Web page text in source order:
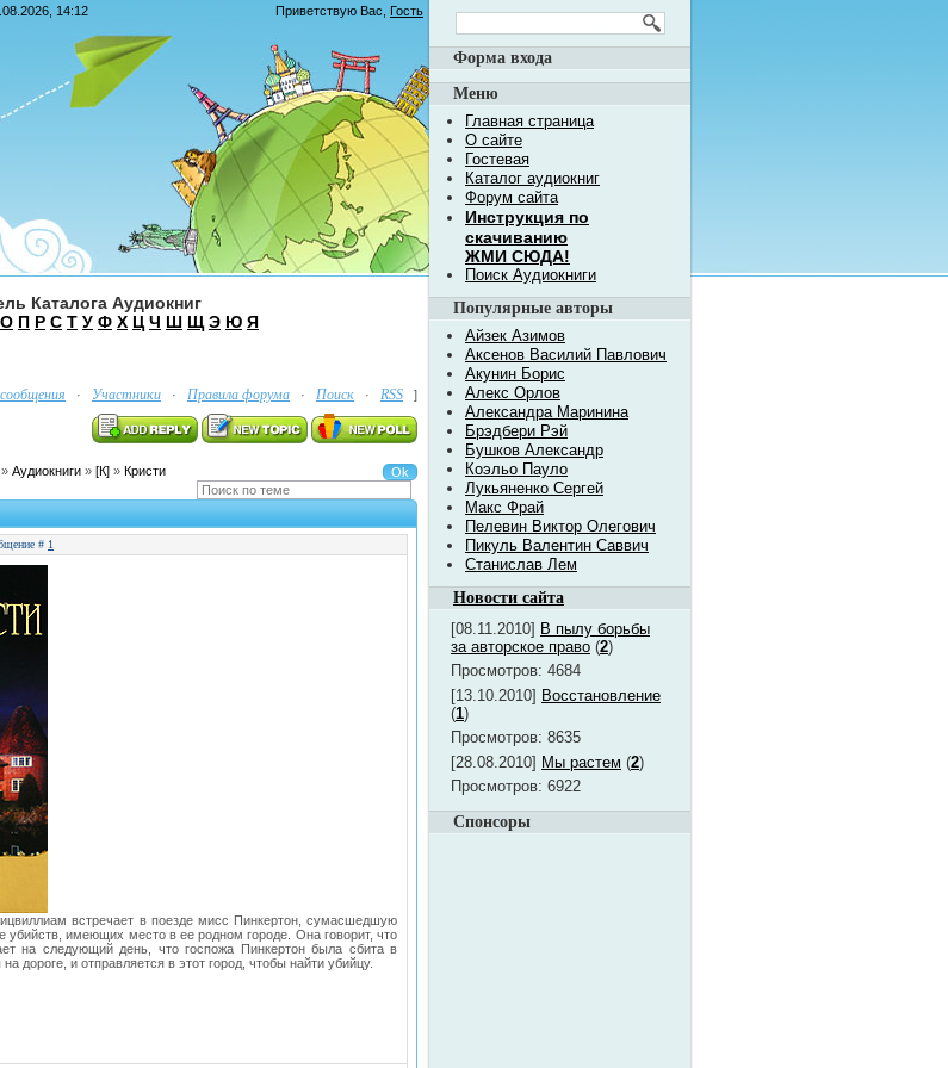
14:12 Приветствую Вас Гость
Каталога Аудиокниг
О П Р С Т У Ф Х Ц Ч Ш Щ Э Ю Я
· Участники · Правила форума · Поиск · RSS ]
» Аудиокниги » [К] » Кристи
# 1
встречает в поезде мисс Пинкертон, сумасшедшую
убийств, имеющих место в ее родном городе. Она говорит, что
на следующий день, что госпожа Пинкертон была сбита в
дороге, и отправляется в этот город, чтобы найти убийцу.
Форма входа
Меню
Главная страница
О сайте
Гостевая
Каталог аудиокниг
Форум сайта
Инструкция по
скачиванию
ЖМИ СЮДА!
Поиск Аудиокниги
Популярные авторы
Айзек Азимов
Аксенов Василий Павлович
Акунин Борис
Алекс Орлов
Александра Маринина
Брэдбери Рэй
Бушков Александр
Коэльо Пауло
Лукьяненко Сергей
Макс Фрай
Пелевин Виктор Олегович
Пикуль Валентин Саввич
Станислав Лем
Новости сайта
[08.11.2010] В пылу борьбы
за авторское право (2)
Просмотров: 4684
[13.10.2010] Восстановление
(1)
Просмотров: 8635
[28.08.2010] Мы растем (2)
Просмотров: 6922
Спонсоры